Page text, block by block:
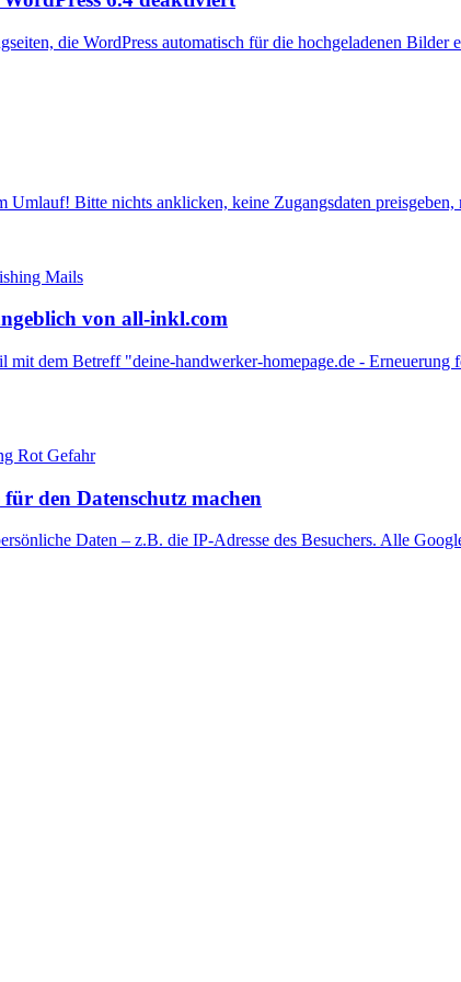
die WordPress automatisch für die hochgeladenen Bilder
Umlauf! Bitte nichts anklicken, keine Zugangsdaten preisgeben,
von all-inkl.com
dem Betreff "deine-handwerker-homepage.de -
den Datenschutz machen
Daten – z.B. die IP-Adresse des Besuchers. Alle